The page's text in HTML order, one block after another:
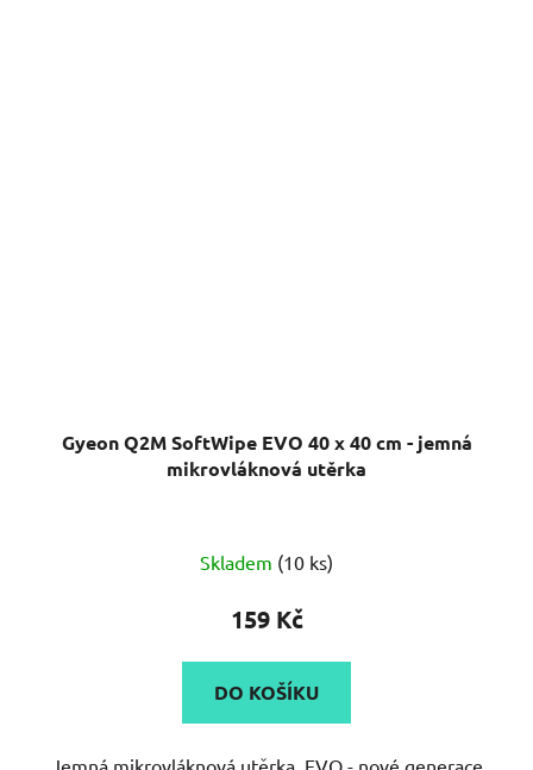
Gyeon Q2M SoftWipe EVO 40 x 40 cm - jemná
mikrovláknová utěrka
Skladem (10 ks)
159 Kč
DO KOŠÍKU
Jemná mikrovláknová utěrka. EVO - nové generace